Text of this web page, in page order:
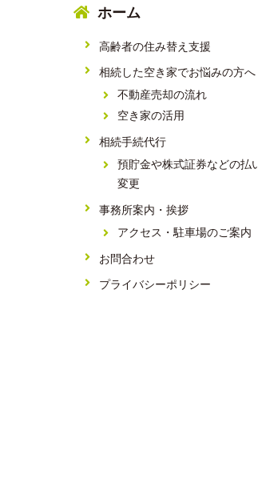
ホーム
高齢者の住み替え支援
相続した空き家でお悩みの方へ
不動産売却の流れ
空き家の活用
相続手続代行
預貯金や株式証券などの払
変更
事務所案内・挨拶
アクセス・駐車場のご案内
お問合わせ
プライバシーポリシー